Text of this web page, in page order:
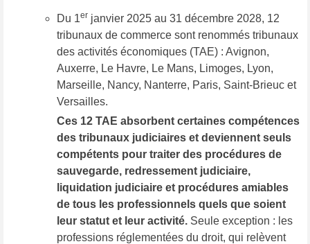
Du 1er janvier 2025 au 31 décembre 2028, 12
tribunaux de commerce sont renommés tribunaux
des activités économiques (TAE) : Avignon,
Auxerre, Le Havre, Le Mans, Limoges, Lyon,
Marseille, Nancy, Nanterre, Paris, Saint-Brieuc et
Versailles.
Ces 12 TAE absorbent certaines compétences
des tribunaux judiciaires et deviennent seuls
compétents pour traiter des procédures de
sauvegarde, redressement judiciaire,
liquidation judiciaire et procédures amiables
de tous les professionnels quels que soient
leur statut et leur activité.Seule exception : les
professions réglementées du droit, qui relèvent